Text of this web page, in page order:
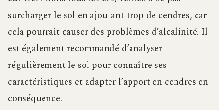
surcharger le sol en ajoutant trop de cendres, car
cela pourrait causer des problèmes d’alcalinité. Il
est également recommandé d’analyser
régulièrement le sol pour connaître ses
caractéristiques et adapter l’apport en cendres en
conséquence.